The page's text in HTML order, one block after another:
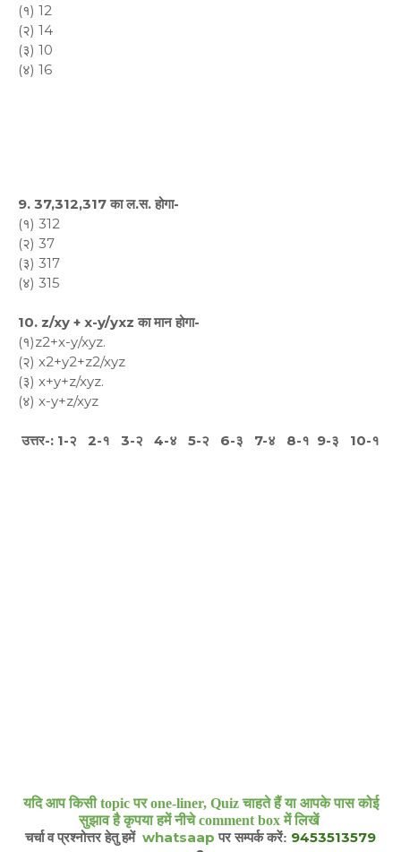
(१) 12
(२) 14
(३) 10
(४) 16
9. 37,312,317 का ल.स. होगा-
(१) 312
(२) 37
(३) 317
(४) 315
10. z/xy + x-y/yxz का मान होगा-
(१)z2+x-y/xyz.
(२) x2+y2+z2/xyz
(३) x+y+z/xyz.
(४) x-y+z/xyz
उत्तर-: 1-२ 2-१ 3-२ 4-४ 5-२ 6-३ 7-४ 8-१ 9-३ 10-१
यदि आप किसी topic पर one-liner, Quiz चाहते हैं या आपके पास कोई
सुझाव है कृपया हमें नीचे comment box में लिखें
चर्चा व प्रश्नोत्तर हेतु हमें whatsaap पर सम्पर्क करें: 9453513579